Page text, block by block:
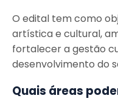
O edital tem como
artística e cultural,
fortalecer a gestão
desenvolvimento do
Quais áreas